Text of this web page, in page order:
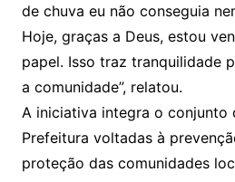
de chuva eu não conseguia
Hoje, graças a Deus, estou
papel. Isso traz tranquilidade
a comunidade”, relatou.
A iniciativa integra o conjunto
Prefeitura voltadas à
proteção das comunidades